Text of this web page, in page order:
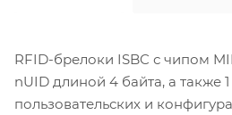
RFID-брелоки ISBC с чипом
nUID длиной 4 байта, а также
пользовательских и